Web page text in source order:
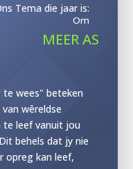
Tema die jaar is:
Om
MEER AS
te wees" beteken
wêreldse
leef vanuit jou
behels dat jy nie
opreg kan leef,